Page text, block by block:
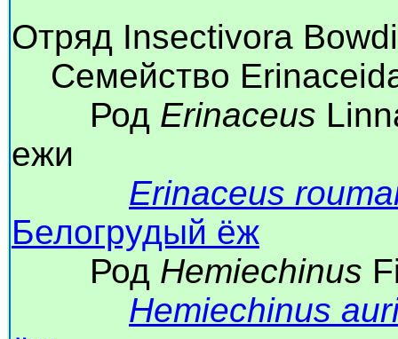
Отряд Insectivora
Семейство
Род Erinaceus
ежи
Erinaceus
Белогрудый ёж
Род Hemiechinus
Hemiechinus